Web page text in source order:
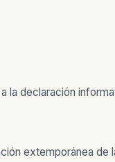
declaración
extemporánea de